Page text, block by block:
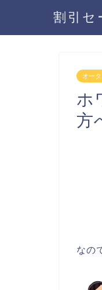
割引セ
オー
ホ
方
なの